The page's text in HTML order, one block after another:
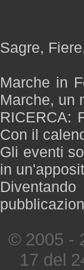
Sagre,
Marche in
Marche, un
RICERCA:
Con il
Gli eventi
in
Diventando
© 2005 -
17 del